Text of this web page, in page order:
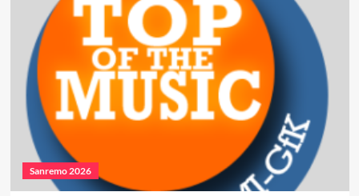
2026:
Der
vierte
Abend
Sanremo 2026